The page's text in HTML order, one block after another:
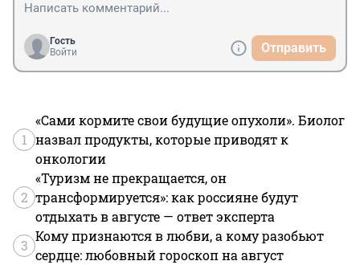
Гость
Войти
Отправить
1
«Сами кормите свои будущие опухоли». Биолог
назвал продукты, которые приводят к
онкологии
2
«Туризм не прекращается, он
трансформируется»: как россияне будут
отдыхать в августе — ответ эксперта
3
Кому признаются в любви, а кому разобьют
сердце: любовный гороскоп на август